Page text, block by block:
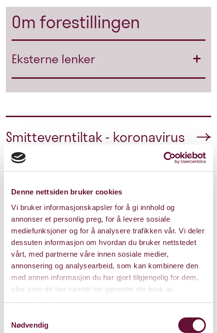
Denne nettsiden bruker cookies
Vi bruker informasjonskapsler for å gi innhold og
annonser et personlig preg, for å levere sosiale
mediefunksjoner og for å analysere trafikken vår. Vi deler
dessuten informasjon om hvordan du bruker nettstedet
vårt, med partnerne våre innen sosiale medier,
annonsering og analysearbeid, som kan kombinere den
med annen informasjon du har gjort tilgjengelig for dem,
eller som de har samlet inn gjennom din bruk av
tjenestene deres.
Nødvendig
Om forestillingen
Eksterne lenker
Smitteverntiltak - koronavirus
Pris: 120
Varighet: 1 time uten
pause
Søndag 11. oktober 2020